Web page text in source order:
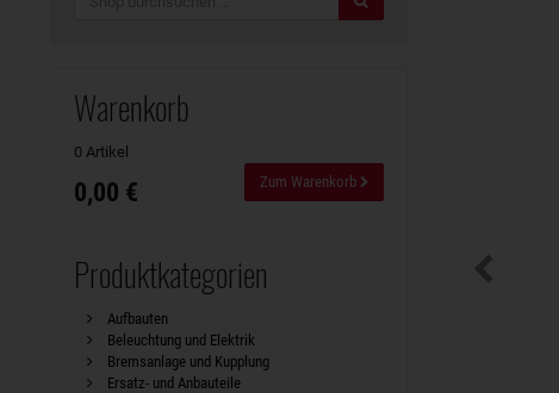
Warenkorb
0 Artikel
0,00 € Zum Warenkorb
Produktkategorien
Aufbauten
Beleuchtung und Elektrik
Bremsanlage und Kupplung
Ersatz- und Anbauteile